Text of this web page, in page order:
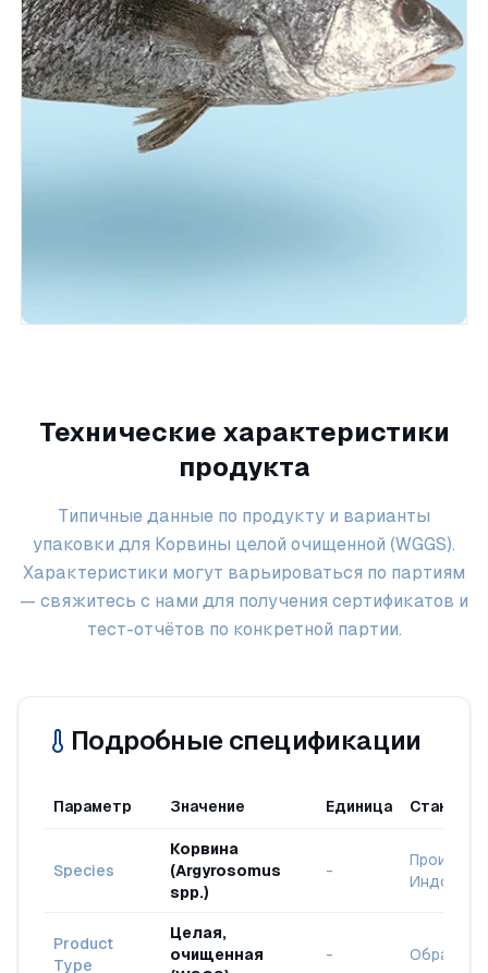
Технические характеристики
продукта
Типичные данные по продукту и варианты
упаковки для Корвины целой очищенной (WGGS).
Характеристики могут варьироваться по партиям
— свяжитесь с нами для получения сертификатов и
тест-отчётов по конкретной партии.
Подробные спецификации
Параметр Значение Единица Стандарт
Species
Корвина
(Argyrosomus
spp.)
-
Product
Type
Целая,
очищенная
-